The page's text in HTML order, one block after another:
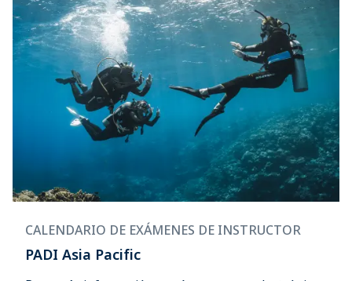
CALENDARIO DE EXÁMENES DE INSTRUCTOR
PADI Asia Pacific